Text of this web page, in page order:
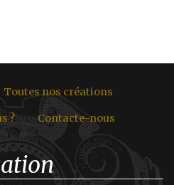
Toutes nos créations
? Contacte-nous